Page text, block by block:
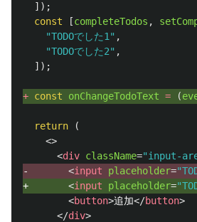
]);
const
[completeTodos ,
"TODOでした1 " ,
"TODOでした2" ,
]);
+ const onChangeTodoText = (
return
(
<>
<div className="input-
- <input placeholder=
+ <input placeholder=
<button>追加</button>
</div>